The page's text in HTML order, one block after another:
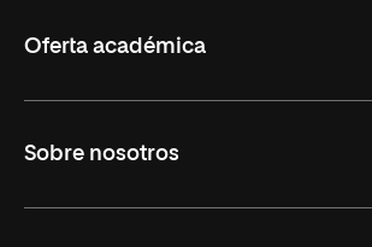
Oferta académica
Másteres Oficiales
Sobre nosotros